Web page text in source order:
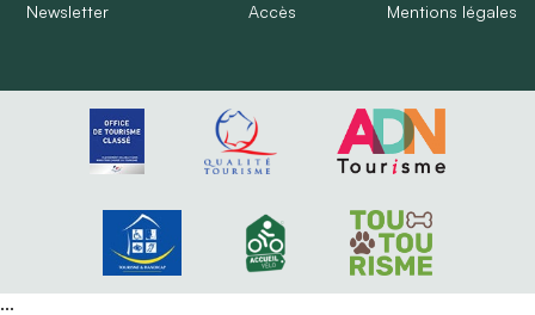
Newsletter
Accès
Mentions légales
...